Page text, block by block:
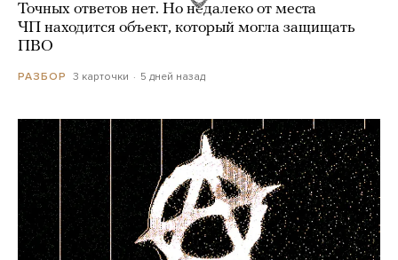
Точных ответов нет. Но недалеко от места
ЧП находится объект, который могла защищать
ПВО
РАЗБОР 3 карточки 5 дней назад